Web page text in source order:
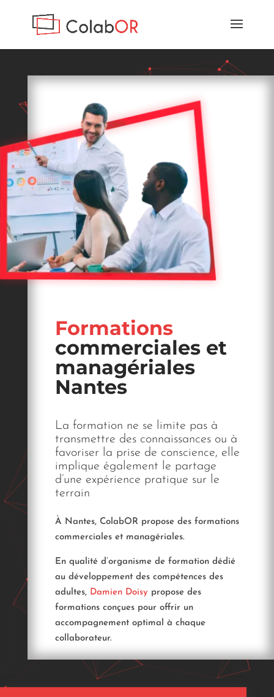
Formations
commerciales et
managériales
Nantes
La formation ne se limite pas à
transmettre des connaissances ou à
favoriser la prise de conscience, elle
implique également le partage
d’une expérience pratique sur le
terrain
À Nantes, ColabOR propose des formations
commerciales et managériales.
En qualité d’organisme de formation dédié
au développement des compétences des
adultes, Damien Doisy propose des
formations conçues pour offrir un
accompagnement optimal à chaque
collaborateur.